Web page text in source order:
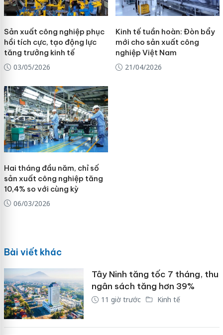
Sản xuất công nghiệp phục
hồi tích cực, tạo động lực
tăng trưởng kinh tế
03/05/2026
Kinh tế tuần hoàn: Đòn bẩy
mới cho sản xuất công
nghiệp Việt Nam
21/04/2026
Hai tháng đầu năm, chỉ số
sản xuất công nghiệp tăng
10,4% so với cùng kỳ
06/03/2026
Bài viết khác
Tây Ninh tăng tốc 7 tháng, thu
ngân sách tăng hơn 39%
11 giờ trước Kinh tế